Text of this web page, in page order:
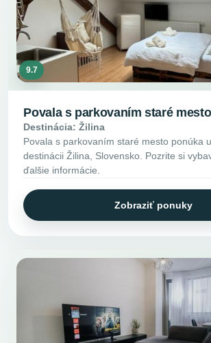
9.7
Povala s parkovaním staré mesto
Destinácia: Žilina
Povala s parkovaním staré mesto ponúka
destinácii Žilina, Slovensko. Pozrite si
ďalšie informácie.
Zobraziť ponuky